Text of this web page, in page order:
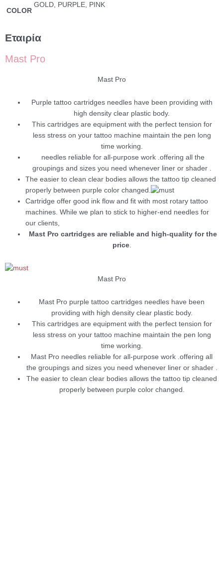
COLOR
GOLD, PURPLE, PINK
Εταιρία
Mast Pro
Mast Pro
Purple tattoo cartridges needles have been providing with
high density clear plastic body.
This cartridges are equipment with the perfect tension for
less stress on your tattoo machine maintain the pen long
time working.
needles reliable for all-purpose work .offering all the
groupings and sizes you need whenever liner or shader .
The easier to clean clear bodies allows the tattoo tip cleaned
properly between purple color changed.
Cartridge offer good ink flow and fit with most rotary tattoo
machines. While we plan to stick to higher-end needles for
our clients,
Mast Pro cartridges are reliable and high-quality for the
price.
Mast Pro
Mast Pro purple tattoo cartridges needles have been
providing with high density clear plastic body.
This cartridges are equipment with the perfect tension for
less stress on your tattoo machine maintain the pen long
time working.
Mast Pro needles reliable for all-purpose work .offering all
the groupings and sizes you need whenever liner or shader .
The easier to clean clear bodies allows the tattoo tip cleaned
properly between purple color changed.